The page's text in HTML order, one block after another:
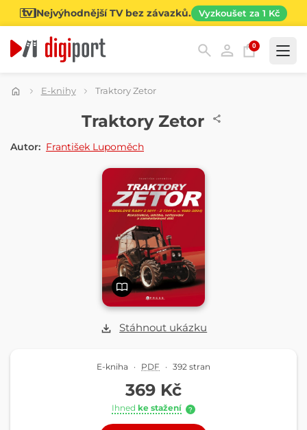
Nejvýhodnější TV bez závazků. Vyzkoušet za 1 Kč
0
Kategorie
E-knihy Traktory Zetor
Stáhnout ukázku
Traktory Zetor
Autor: František Lupoměch
E-kniha · PDF · 392 stran
369 Kč
Ihned ke stažení ?